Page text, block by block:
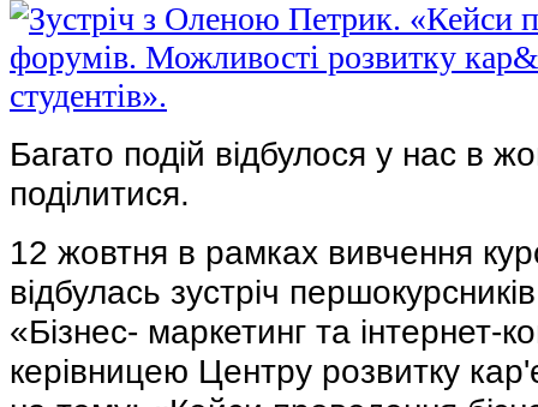
Багато подій відбулося у нас в
поділитися.
12 жовтня в рамках вивчення
відбулась зустріч
«Бізнес- маркетинг та інтернет-
керівницею Центру розвитку